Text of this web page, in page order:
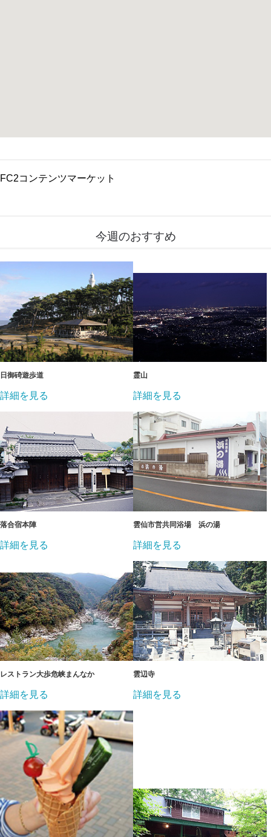
FC2コンテンツマーケット
今週のおすすめ
日御碕遊歩道
詳細を見る
霊山
詳細を見る
落合宿本陣
詳細を見る
雲仙市営共同浴場 浜の湯
詳細を見る
レストラン大歩危峡まんなか
詳細を見る
雲辺寺
詳細を見る